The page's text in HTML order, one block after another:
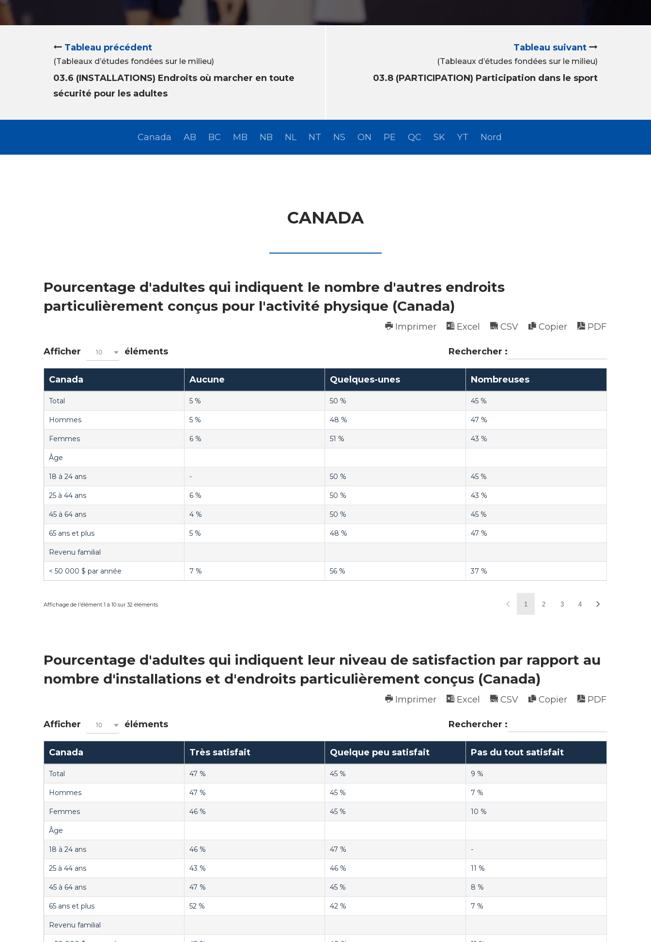
Tableau précédent
(Tableaux d’études fondées sur le milieu)
03.6 (INSTALLATIONS) Endroits où marcher en toute
sécurité pour les adultes
Tableau suivant
(Tableaux d’études fondées sur le milieu)
03.8 (PARTICIPATION) Participation dans le sport
Canada AB BC MB NB NL NT NS ON PE QC SK YT Nord
CANADA
Pourcentage d'adultes qui indiquent le nombre d'autres endroits
particulièrement conçus pour l'activité physique (Canada)
Imprimer Excel CSV Copier PDF
Afficher 10 éléments Rechercher :
Canada Aucune Quelques-unes Nombreuses
Total 5 % 50 % 45 %
Hommes 5 % 48 % 47 %
Femmes 6 % 51 % 43 %
Âge
18 à 24 ans - 50 % 45 %
25 à 44 ans 6 % 50 % 43 %
45 à 64 ans 4 % 50 % 45 %
65 ans et plus 5 % 48 % 47 %
Revenu familial
< 50 000 $ par année 7 % 56 % 37 %
Affichage de l'élément 1 à 10 sur 32 éléments 1 2 3 4
Pourcentage d'adultes qui indiquent leur niveau de satisfaction par rapport au
nombre d'installations et d'endroits particulièrement conçus (Canada)
Imprimer Excel CSV Copier PDF
Afficher 10 éléments Rechercher :
Canada Très satisfait Quelque peu satisfait Pas du tout satisfait
Total 47 % 45 % 9 %
Hommes 47 % 45 % 7 %
Femmes 46 % 45 % 10 %
Âge
18 à 24 ans 46 % 47 % -
25 à 44 ans 43 % 46 % 11 %
45 à 64 ans 47 % 45 % 8 %
65 ans et plus 52 % 42 % 7 %
Revenu familial